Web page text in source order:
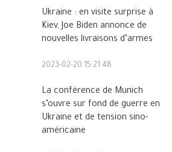
Ukraine : en visite surprise à
Kiev, Joe Biden annonce de
nouvelles livraisons d’armes
2023-02-20 15:21:48
La conférence de Munich
s’ouvre sur fond de guerre en
Ukraine et de tension sino-
américaine